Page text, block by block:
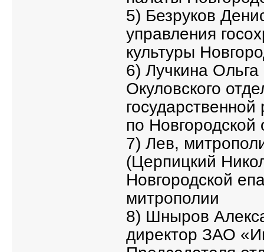
5) Безруков
управления
культуры
6) Лучкина
Окуловского
по Новгородской
7) Лев,
(Церпицкий
Новгородской
митрополии
8) Шныров
директор ЗАО